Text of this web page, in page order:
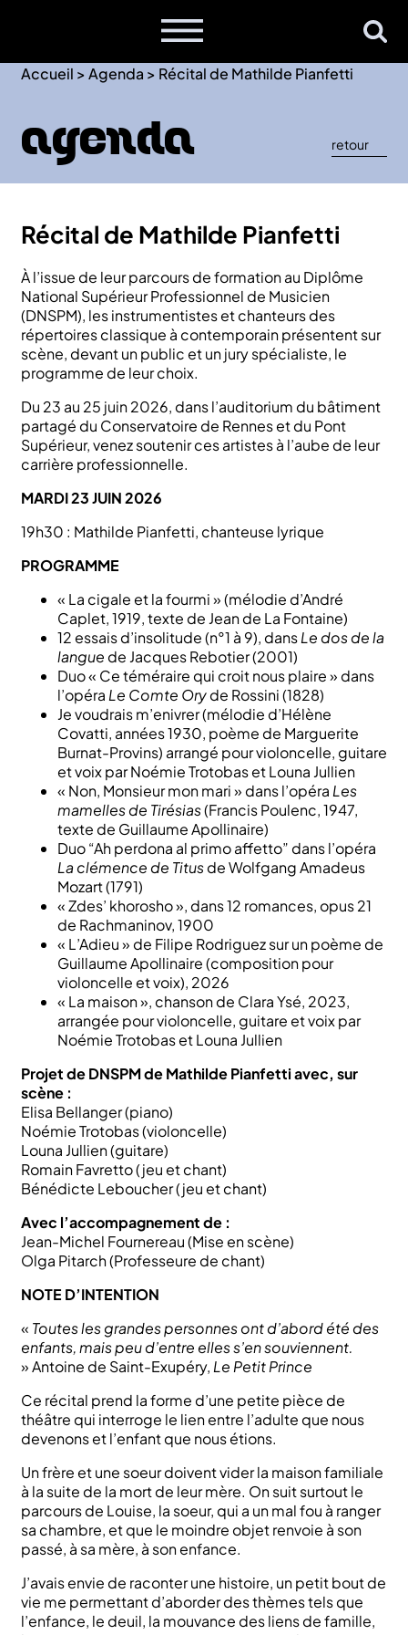
Accueil >Agenda > Récital de Mathilde Pianfetti
Agenda retour
Récital de Mathilde Pianfetti
À l’issue de leur parcours de formation au Diplôme
National Supérieur Professionnel de Musicien
(DNSPM), les instrumentistes et chanteurs des
répertoires classique à contemporain présentent sur
scène, devant un public et un jury spécialiste, le
programme de leur choix.
Du 23 au 25 juin 2026, dans l’auditorium du bâtiment
partagé du Conservatoire de Rennes et du Pont
Supérieur, venez soutenir ces artistes à l’aube de leur
carrière professionnelle.
MARDI 23 JUIN 2026
19h30 : Mathilde Pianfetti, chanteuse lyrique
PROGRAMME
« La cigale et la fourmi » (mélodie d’André
Caplet, 1919, texte de Jean de La Fontaine)
12 essais d’insolitude (n°1 à 9), dansLe dos de la
langue de Jacques Rebotier (2001)
Duo « Ce téméraire qui croit nous plaire » dans
l’opéraLe Comte Oryde Rossini (1828)
Je voudrais m’enivrer (mélodie d’Hélène
Covatti, années 1930, poème de Marguerite
Burnat-Provins) arrangé pour violoncelle, guitare
et voix par Noémie Trotobas et Louna Jullien
« Non, Monsieur mon mari » dans l’opéraLes
mamelles de Tirésias(Francis Poulenc, 1947,
texte de Guillaume Apollinaire)
Duo “Ah perdona al primo affetto” dans l’opéra
La clémence de Titusde Wolfgang Amadeus
Mozart (1791)
« Zdes’ khorosho », dans 12 romances, opus 21
de Rachmaninov, 1900
« L’Adieu » de Filipe Rodriguez sur un poème de
Guillaume Apollinaire (composition pour
violoncelle et voix), 2026
« La maison », chanson de Clara Ysé, 2023,
arrangée pour violoncelle, guitare et voix par
Noémie Trotobas et Louna Jullien
Projet de DNSPM de Mathilde Pianfetti avec, sur
scène :
Elisa Bellanger (piano)
Noémie Trotobas (violoncelle)
Louna Jullien (guitare)
Romain Favretto (jeu et chant)
Bénédicte Leboucher (jeu et chant)
Avec l’accompagnement de :
Jean-Michel Fournereau (Mise en scène)
Olga Pitarch (Professeure de chant)
NOTE D’INTENTION
« Toutes les grandes personnes ont d’abord été des
enfants, mais peu d’entre elles s’en souviennent.
» Antoine de Saint-Exupéry,Le Petit Prince
Ce récital prend la forme d’une petite pièce de
théâtre qui interroge le lien entre l’adulte que nous
devenons et l’enfant que nous étions.
Un frère et une soeur doivent vider la maison familiale
à la suite de la mort de leur mère. On suit surtout le
parcours de Louise, la soeur, qui a un mal fou à ranger
sa chambre, et que le moindre objet renvoie à son
passé, à sa mère, à son enfance.
J’avais envie de raconter une histoire, un petit bout de
vie me permettant d’aborder des thèmes tels que
l’enfance, le deuil, la mouvance des liens de famille,